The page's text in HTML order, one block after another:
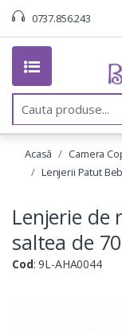
0737.856.243
C
u
Acasă Camera
Lenjerii Patut
Lenjerie de
saltea de
Cod: 9L-AHA0044